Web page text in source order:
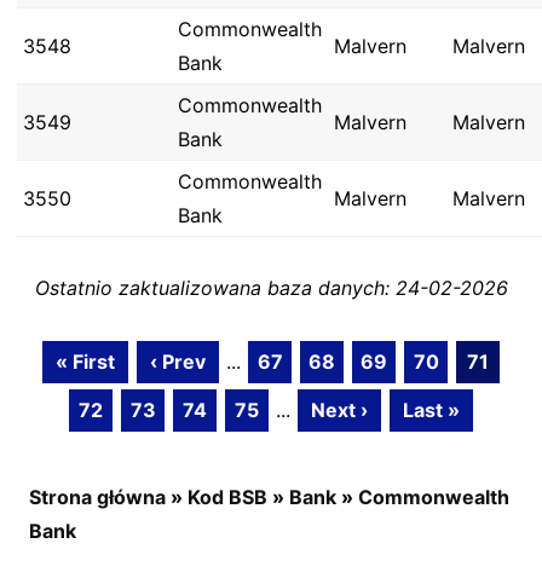
3548
Commonwealth
Bank
Malvern Malvern
3549
Commonwealth
Bank
Malvern Malvern
3550
Commonwealth
Bank
Malvern Malvern
Ostatnio zaktualizowana baza danych: 24-02-2026
« First ‹ Prev ... 67 68 69 70
71
72
73 74 75 ... Next › Last »
Strona główna » Kod BSB » Bank » Commonwealth
Bank